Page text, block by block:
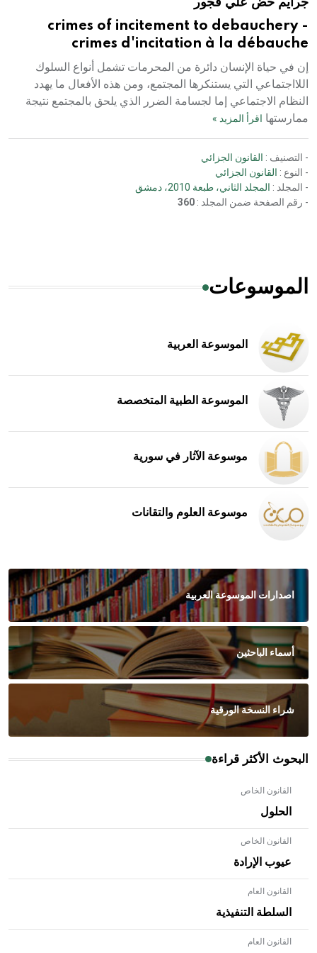
جرايم حض علي فجور
crimes of incitement to debauchery -
crimes d'incitation à la débauche
إن في حياة الإنسان دائرة من المحرمات تشمل أنواع السلوك
اللااجتماعي التي يستنكرها المجتمع، ومن هذه الأفعال ما يهدد
النظام الاجتماعي إما لجسامة الضرر الذي يلحق بالمجتمع نتيجة
ممارستها اقرأ المزيد »
- التصنيف : القانون الجزائي
- النوع : القانون الجزائي
- المجلد : المجلد الثاني، طبعة 2010، دمشق
- رقم الصفحة ضمن المجلد : 360
الموسوعات
الموسوعة العربية
الموسوعة الطبية المتخصصة
موسوعة الآثار في سورية
موسوعة العلوم والتقانات
اصدارات الموسوعة العربية
أسماء الباحثين
شراء النسخة الورقية
البحوث الأكثر قراءة
القانون الخاص
الحلول
القانون الخاص
عيوب الإرادة
القانون العام
السلطة التنفيذية
القانون العام
- هل تعلم أن الأبلق نوع من الفنون الهندسية التي ارتبطت